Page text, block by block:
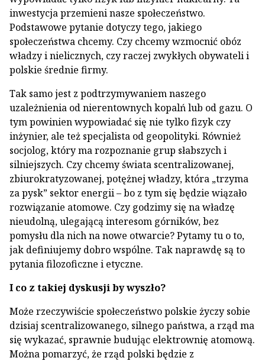
inwestycja przemieni nasze społeczeństwo.
Podstawowe pytanie dotyczy tego, jakiego
społeczeństwa chcemy. Czy chcemy wzmocnić obóz
władzy i nielicznych, czy raczej zwykłych obywateli i
polskie średnie firmy.
Tak samo jest z podtrzymywaniem naszego
uzależnienia od nierentownych kopalń lub od gazu. O
tym powinien wypowiadać się nie tylko fizyk czy
inżynier, ale też specjalista od geopolityki. Również
socjolog, który ma rozpoznanie grup słabszych i
silniejszych. Czy chcemy świata scentralizowanej,
zbiurokratyzowanej, potężnej władzy, która „trzyma
za pysk” sektor energii – bo z tym się będzie wiązało
rozwiązanie atomowe. Czy godzimy się na władzę
nieudolną, ulegającą interesom górników, bez
pomysłu dla nich na nowe otwarcie? Pytamy tu o to,
jak definiujemy dobro wspólne. Tak naprawdę są to
pytania filozoficzne i etyczne.
I co z takiej dyskusji by wyszło?
Może rzeczywiście społeczeństwo polskie życzy sobie
dzisiaj scentralizowanego, silnego państwa, a rząd ma
się wykazać, sprawnie budując elektrownię atomową.
Można pomarzyć, że rząd polski będzie z